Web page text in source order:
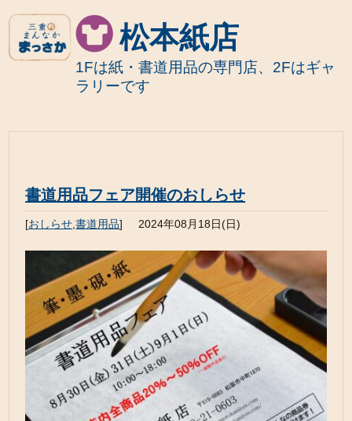
松本紙店
1Fは紙・書道用品の専門店、2Fはギャ
ラリーです
書道用品フェア開催のおしらせ
[おしらせ ,書道用品] 2024年08月18日(日)